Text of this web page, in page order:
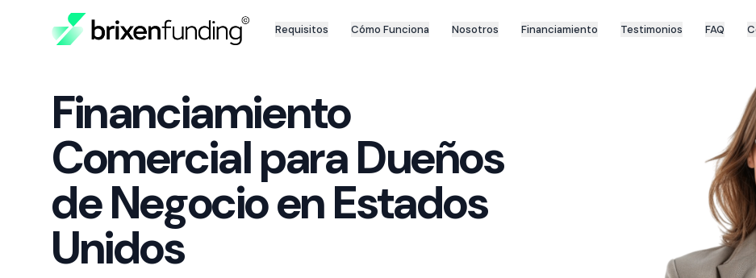
Requisitos Cómo Funciona Nosotros Financiamiento Testimonios FAQ
Financiamiento
Comercial para Dueños
de Negocio en Estados
Unidos